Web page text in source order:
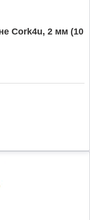
Cork4u, 2 мм (10